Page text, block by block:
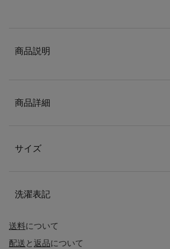
送料について
配送と返品について
商品説明
商品詳細
サイズ
洗濯表記